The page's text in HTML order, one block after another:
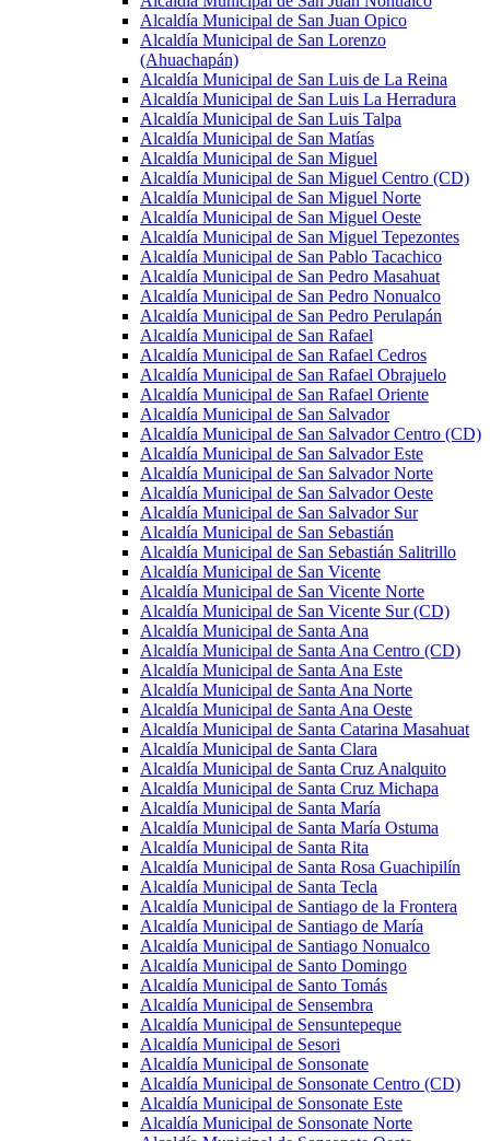
Alcaldía Municipal de San Juan Opico
Alcaldía Municipal de San Lorenzo
(Ahuachapán)
Alcaldía Municipal de San Luis de La Reina
Alcaldía Municipal de San Luis La Herradura
Alcaldía Municipal de San Luis Talpa
Alcaldía Municipal de San Matías
Alcaldía Municipal de San Miguel
Alcaldía Municipal de San Miguel Centro (CD)
Alcaldía Municipal de San Miguel Norte
Alcaldía Municipal de San Miguel Oeste
Alcaldía Municipal de San Miguel Tepezontes
Alcaldía Municipal de San Pablo Tacachico
Alcaldía Municipal de San Pedro Masahuat
Alcaldía Municipal de San Pedro Nonualco
Alcaldía Municipal de San Pedro Perulapán
Alcaldía Municipal de San Rafael
Alcaldía Municipal de San Rafael Cedros
Alcaldía Municipal de San Rafael Obrajuelo
Alcaldía Municipal de San Rafael Oriente
Alcaldía Municipal de San Salvador
Alcaldía Municipal de San Salvador Centro (CD)
Alcaldía Municipal de San Salvador Este
Alcaldía Municipal de San Salvador Norte
Alcaldía Municipal de San Salvador Oeste
Alcaldía Municipal de San Salvador Sur
Alcaldía Municipal de San Sebastián
Alcaldía Municipal de San Sebastián Salitrillo
Alcaldía Municipal de San Vicente
Alcaldía Municipal de San Vicente Norte
Alcaldía Municipal de San Vicente Sur (CD)
Alcaldía Municipal de Santa Ana
Alcaldía Municipal de Santa Ana Centro (CD)
Alcaldía Municipal de Santa Ana Este
Alcaldía Municipal de Santa Ana Norte
Alcaldía Municipal de Santa Ana Oeste
Alcaldía Municipal de Santa Catarina Masahuat
Alcaldía Municipal de Santa Clara
Alcaldía Municipal de Santa Cruz Analquito
Alcaldía Municipal de Santa Cruz Michapa
Alcaldía Municipal de Santa María
Alcaldía Municipal de Santa María Ostuma
Alcaldía Municipal de Santa Rita
Alcaldía Municipal de Santa Rosa Guachipilín
Alcaldía Municipal de Santa Tecla
Alcaldía Municipal de Santiago de la Frontera
Alcaldía Municipal de Santiago de María
Alcaldía Municipal de Santiago Nonualco
Alcaldía Municipal de Santo Domingo
Alcaldía Municipal de Santo Tomás
Alcaldía Municipal de Sensembra
Alcaldía Municipal de Sensuntepeque
Alcaldía Municipal de Sesori
Alcaldía Municipal de Sonsonate
Alcaldía Municipal de Sonsonate Centro (CD)
Alcaldía Municipal de Sonsonate Este
Alcaldía Municipal de Sonsonate Norte